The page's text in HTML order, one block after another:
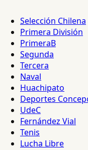
Selección Chilena
Primera División
PrimeraB
Segunda
Tercera
Naval
Huachipato
Deportes
UdeC
Fernández Vial
Tenis
Lucha Libre